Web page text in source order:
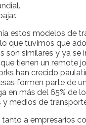
estos modelos de
que tuvimos que
son similares y ya se
tienen un remote
han crecido
formen parte de
en más del 65% de
medios de
a empresarios